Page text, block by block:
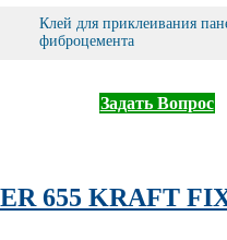
Клей для приклеивания
фиброцемента
Задать Вопрос
655 KRAFT